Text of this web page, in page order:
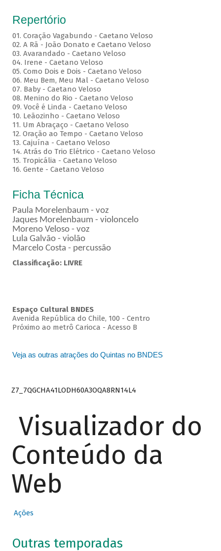
Repertório
01. Coração Vagabundo - Caetano Veloso
02. A Rã - João Donato e Caetano Veloso
03. Avarandado - Caetano Veloso
04. Irene - Caetano Veloso
05. Como Dois e Dois - Caetano Veloso
06. Meu Bem, Meu Mal - Caetano Veloso
07. Baby - Caetano Veloso
08. Menino do Rio - Caetano Veloso
09. Você é Linda - Caetano Veloso
10. Leãozinho - Caetano Veloso
11. Um Abraçaço - Caetano Veloso
12. Oração ao Tempo - Caetano Veloso
13. Cajuína - Caetano Veloso
14. Atrás do Trio Elétrico - Caetano Veloso
15. Tropicália - Caetano Veloso
16. Gente - Caetano Veloso
Ficha Técnica
Paula Morelenbaum - voz
Jaques Morelenbaum - violoncelo
Moreno Veloso - voz
Lula Galvão - violão
Marcelo Costa - percussão
Classificação: LIVRE
Espaço Cultural BNDES
Avenida República do Chile, 100 - Centro
Próximo ao metrô Carioca - Acesso B
Veja as outras atrações do Quintas no BNDES
Z7_7QGCHA41LODH60A3OQA8RN14L4
Visualizador do
Conteúdo da
Web
Ações
Outras temporadas